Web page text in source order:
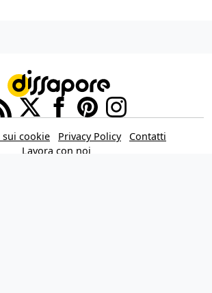
cookie Privacy Policy
Contatti
Lavora con noi